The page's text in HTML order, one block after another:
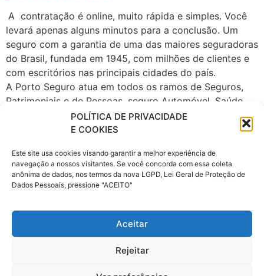
POLÍTICA DE PRIVACIDADE
E COOKIES
Este site usa cookies visando garantir a melhor experiência de
navegação a nossos visitantes. Se você concorda com essa coleta
anônima de dados, nos termos da nova LGPD, Lei Geral de Proteção de
Dados Pessoais, pressione "ACEITO"
Aceitar
Rejeitar
A contratação é online, muito rápida e simples. Você
levará apenas alguns minutos para a conclusão. Um
seguro com a garantia de uma das maiores seguradoras
do Brasil, fundada em 1945, com milhões de clientes e
com escritórios nas principais cidades do país.
A Porto Seguro atua em todos os ramos de Seguros,
Patrimoniais e de Pessoas, seguro Automóvel, Saúde
Empresarial, fiança locatícia, Patrimonial, Vida e
Transportes, Previdência, Consórcio de Imóveis e
Financiamento, Capitalização e Cartão de Crédito,
Proteção e Monitoramento, Serviços a Condomínios e
Residências e Telecomunicações.
Com as tagsareiopolis,cotação de seguro,cotação
Porto Seguro Auto